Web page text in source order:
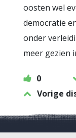
oosten wel
democratie
onder
meer gezien
0
Vorige